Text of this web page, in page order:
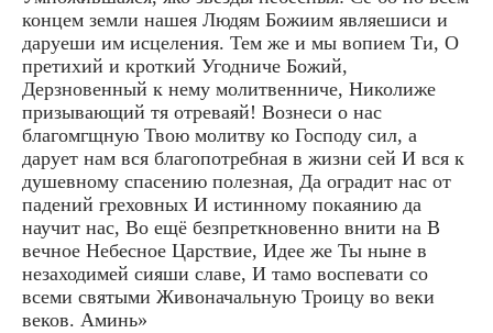
концем земли нашея Людям Божиим являешиси и
даруеши им исцеления. Тем же и мы вопием Ти, О
претихий и кроткий Угодниче Божий,
Дерзновенный к нему молитвенниче, Николиже
призывающий тя отреваяй! Вознеси о нас
благомгщную Твою молитву ко Господу сил, а
дарует нам вся благопотребная в жизни сей И вся к
душевному спасению полезная, Да оградит нас от
падений греховных И истинному покаянию да
научит нас, Во ещё безпреткновенно внити на В
вечное Небесное Царствие, Идее же Ты ныне в
незаходимей сияши славе, И тамо воспевати со
всеми святыми Живоначальную Троицу во веки
веков. Аминь»